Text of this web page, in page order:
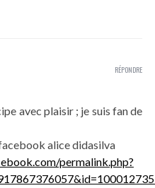
avec plaisir ; je suis fan de
alice didasilva
permalink.php?
RÉPONDRE